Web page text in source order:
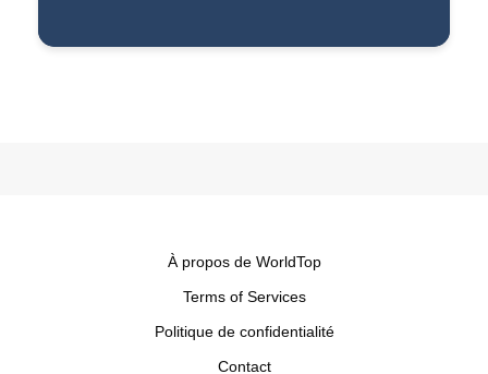
À propos de WorldTop
Terms of Services
Politique de confidentialité
Contact